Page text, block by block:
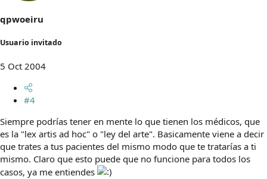
qpwoeiru
Usuario invitado
5 Oct 2004
#4
Siempre podrías tener en mente lo que tienen los médicos, que
es la "lex artis ad hoc" o "ley del arte". Basicamente viene a decir
que trates a tus pacientes del mismo modo que te tratarías a ti
mismo. Claro que esto puede que no funcione para todos los
casos, ya me entiendes